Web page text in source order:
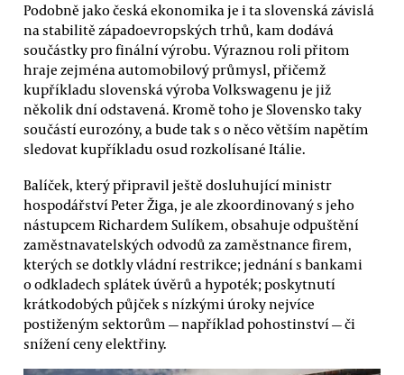
Podobně jako česká ekonomika je i ta slovenská závislá
na stabilitě západoevropských trhů, kam dodává
součástky pro finální výrobu. Výraznou roli přitom
hraje zejména automobilový průmysl, přičemž
kupříkladu slovenská výroba Volkswagenu je již
několik dní odstavená. Kromě toho je Slovensko taky
součástí eurozóny, a bude tak s o něco větším napětím
sledovat kupříkladu osud rozkolísané Itálie.
Balíček, který připravil ještě dosluhující ministr
hospodářství Peter Žiga, je ale zkoordinovaný s jeho
nástupcem Richardem Sulíkem, obsahuje odpuštění
zaměstnavatelských odvodů za zaměstnance firem,
kterých se dotkly vládní restrikce; jednání s bankami
o odkladech splátek úvěrů a hypoték; poskytnutí
krátkodobých půjček s nízkými úroky nejvíce
postiženým sektorům — například pohostinství — či
snížení ceny elektřiny.